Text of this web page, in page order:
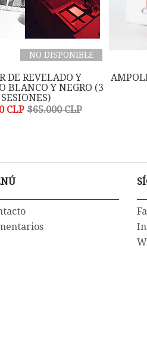
NO DISPONIBLE
DE REVELADO Y
BLANCO Y NEGRO (3
SESIONES)
CLP $65.000 CLP